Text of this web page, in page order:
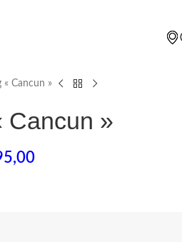
« Cancun »
Cancun »